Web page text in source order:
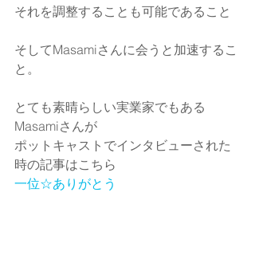
それを調整することも可能であること
そしてMasamiさんに会うと加速するこ
と。
とても素晴らしい実業家でもある
Masamiさんが
ポットキャストでインタビューされた
時の記事はこちら
一位☆ありがとう